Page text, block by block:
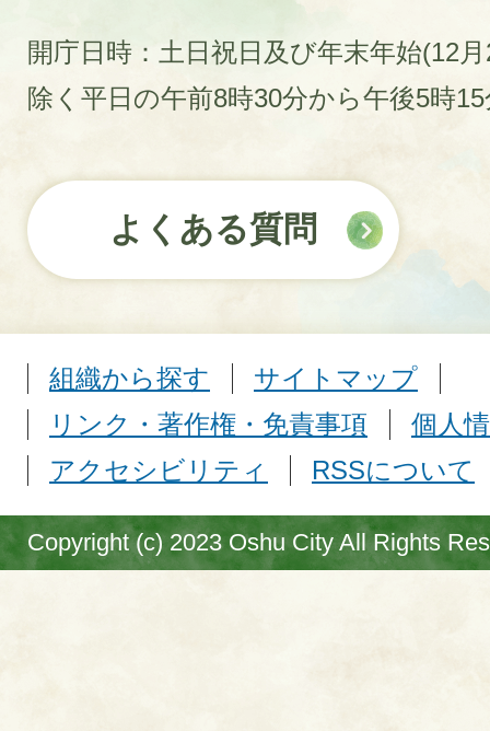
開庁日時：土日祝日及び年末年始(12
除く平日の午前8時30分から午後5時
よくある質問
組織から探す
サイトマップ
リンク・著作権・免責事項
個人
アクセシビリティ
RSSについて
Copyright (c) 2023 Oshu City All Rights